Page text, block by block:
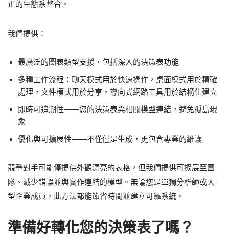
正的生態系整合。
我們提供：
最廣泛的圖表類型支援，包括深入的決策表功能
多種工作流程：聊天模式用於快速操作，桌面模式用於精確
處理，文件模式用於分享，導向式網路工具用於結構化建立
即時可追溯性——您的決策表與相關模型連結，避免孤島現
象
優化與可擴展性——不僅僅是生成，更包含專業的維護
競爭對手可能僅提供外觀漂亮的表格，但我們提供可擴展至團
隊、減少錯誤並與實作連結的模型。無論您是單獨分析師或大
型企業成員，此方法都能節省時間並建立可靠系統。
準備好轉化您的決策表了嗎？